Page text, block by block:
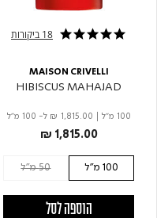
4.9 star rating 18 ביקורות
MAISON CRIVELLI
HIBISCUS MAHAJAD
100 מ"ל ₪ 1,815.00 ל- 100 מ"ל
₪ 1,815.00
100 מ"ל 50 מ"ל
הוספה לסל